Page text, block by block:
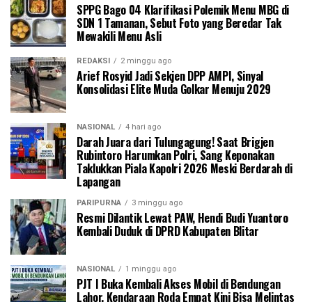
SPPG Bago 04 Klarifikasi Polemik Menu MBG di
SDN 1 Tamanan, Sebut Foto yang Beredar Tak
Mewakili Menu Asli
REDAKSI 2 minggu ago
Arief Rosyid Jadi Sekjen DPP AMPI, Sinyal
Konsolidasi Elite Muda Golkar Menuju 2029
NASIONAL 4 hari ago
Darah Juara dari Tulungagung! Saat Brigjen
Rubintoro Harumkan Polri, Sang Keponakan
Taklukkan Piala Kapolri 2026 Meski Berdarah di
Lapangan
PARIPURNA 3 minggu ago
Resmi Dilantik Lewat PAW, Hendi Budi Yuantoro
Kembali Duduk di DPRD Kabupaten Blitar
NASIONAL 1 minggu ago
PJT I Buka Kembali Akses Mobil di Bendungan
Lahor, Kendaraan Roda Empat Kini Bisa Melintas